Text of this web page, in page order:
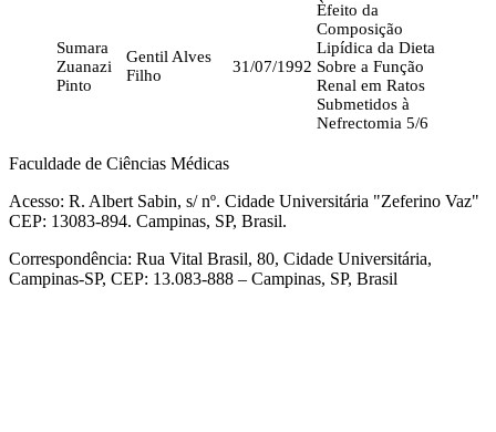
Sumara
Zuanazi
Pinto
Gentil Alves
Filho
31/07/1992
Èfeito da
Composição
Lipídica da Dieta
Sobre a Função
Renal em Ratos
Submetidos à
Nefrectomia 5/6
Faculdade de Ciências Médicas
Acesso: R. Albert Sabin, s/ nº. Cidade Universitária "Zeferino Vaz"
CEP: 13083-894. Campinas, SP, Brasil.
Correspondência: Rua Vital Brasil, 80, Cidade Universitária,
Campinas-SP, CEP: 13.083-888 – Campinas, SP, Brasil